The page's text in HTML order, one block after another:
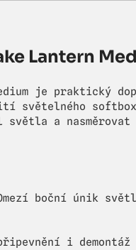
Lantern
je praktický
softboxu
světla a
boční únik
i